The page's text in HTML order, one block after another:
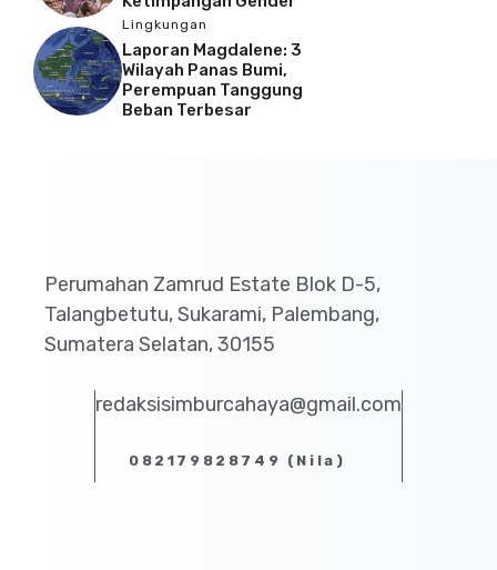
Lingkungan
Laporan Magdalene: 3
Wilayah Panas Bumi,
Perempuan Tanggung
Beban Terbesar
Perumahan Zamrud Estate Blok D-5,
Talangbetutu, Sukarami, Palembang,
Sumatera Selatan, 30155
redaksisimburcahaya@gmail.com
082179828749 (Nila)